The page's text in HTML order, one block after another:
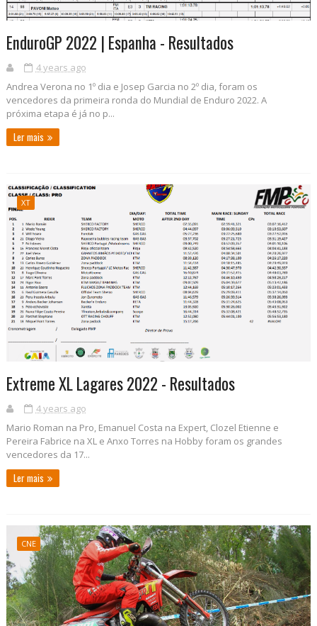
EnduroGP 2022 | Espanha - Resultados
4 years ago
Andrea Verona no 1º dia e Josep Garcia no 2º dia, foram os
vencedores da primeira ronda do Mundial de Enduro 2022. A
próxima etapa é já no p...
Ler mais
XT
Extreme XL Lagares 2022 - Resultados
4 years ago
Mario Roman na Pro, Emanuel Costa na Expert, Clozel Etienne e
Pereira Fabrice na XL e Anxo Torres na Hobby foram os grandes
vencedores da 17...
Ler mais
CNE